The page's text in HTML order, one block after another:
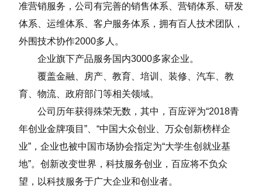
准营销服务，公司有完善的销售体系、营销体系、研发
体系、运维体系、客户服务体系，拥有百人技术团队，
外围技术协作2000多人。
企业旗下产品服务国内3000多家企业。
覆盖金融、房产、教育、培训、装修、汽车、教
育、物流、政府部门等相关领域。
公司历年获得殊荣无数，其中，百应评为“2018青
年创业金牌项目”、“中国大众创业、万众创新榜样企
业”，企业也被中国市场协会指定为“大学生创就业基
地”。创新改变世界，科技服务创业，百应将不负众
望，以科技服务于广大企业和创业者。